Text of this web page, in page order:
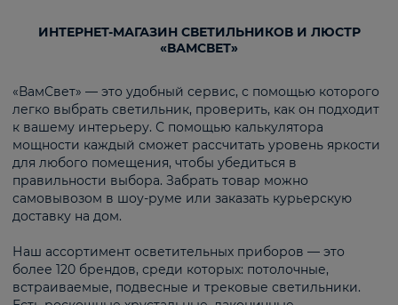
ИНТЕРНЕТ-МАГАЗИН СВЕТИЛЬНИКОВ И ЛЮСТР
«ВАМСВЕТ»
«ВамСвет» — это удобный сервис, с помощью которого
легко выбрать светильник, проверить, как он подходит
к вашему интерьеру. С помощью калькулятора
мощности каждый сможет рассчитать уровень яркости
для любого помещения, чтобы убедиться в
правильности выбора. Забрать товар можно
самовывозом в шоу-руме или заказать курьерскую
доставку на дом.
Наш ассортимент осветительных приборов — это
более 120 брендов, среди которых: потолочные,
встраиваемые, подвесные и трековые светильники.